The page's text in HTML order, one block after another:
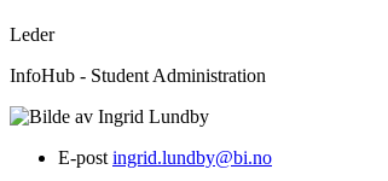
Leder
InfoHub - Student Administration
E-post ingrid.lundby@bi.no